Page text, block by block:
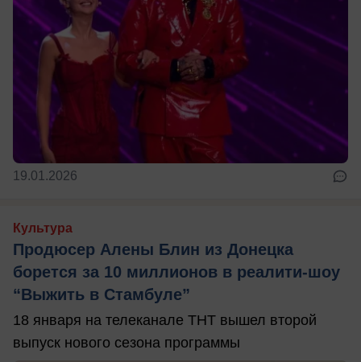
19.01.2026
Культура
Продюсер Алены Блин из Донецка
борется за 10 миллионов в реалити-шоу
“Выжить в Стамбуле”
18 января на телеканале ТНТ вышел второй
выпуск нового сезона программы